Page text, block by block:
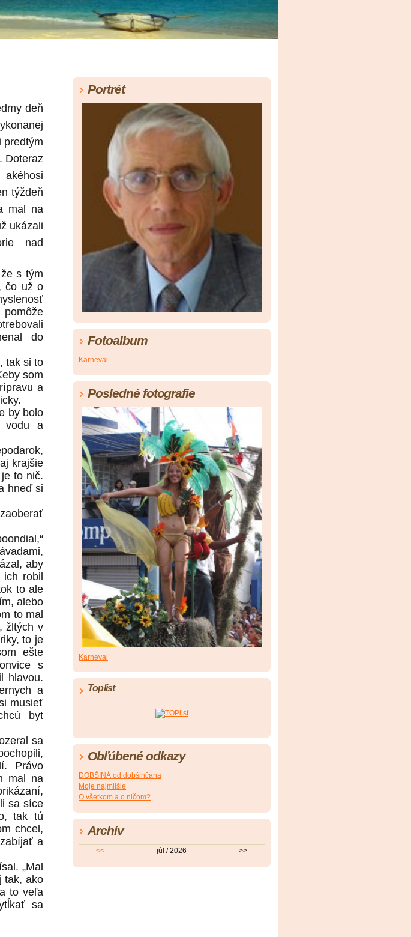
deň
predtým
Doteraz
týždeň
mal na
ukázali
nad
s tým
čo už o
do
tak si to
som
a
by bolo
vodu a
krajšie
to nič.
hneď si
aby
robil
to ale
alebo
to mal
žltých v
to je
ešte
s
hlavou.
a
musieť
byt
sa
Právo
mal na
sa síce
tak tú
chcel,
a
„Mal
tak, ako
to veľa
sa
Portrét
Fotoalbum
Karneval
Posledné fotografie
Karneval
Toplist
Obľúbené odkazy
DOBŠINÁ od dobšinčana
Moje najmilšie
O všetkom a o ničom?
Archív
<< júl / 2026 >>